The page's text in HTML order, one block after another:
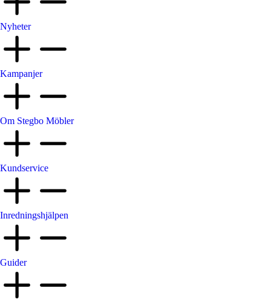
Nyheter
Kampanjer
Om Stegbo Möbler
Kundservice
Inredningshjälpen
Guider